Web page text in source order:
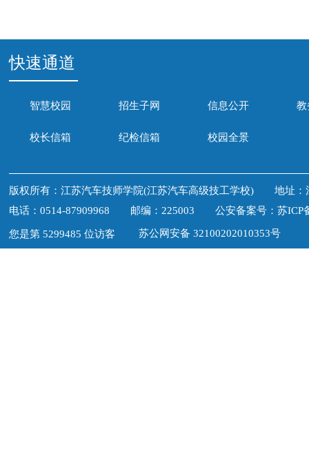
快速通道
智慧校园 招生子网 信息公开 教
校长信箱 纪检信箱 校园全景
版权所有：江苏汽车技师学院(江苏汽车高级技工学校) 地址：
电话：0514-87909968 邮编：225003 公安备案号：苏ICP
您是第 5299485 位访客 苏公网安备 32100202010353号